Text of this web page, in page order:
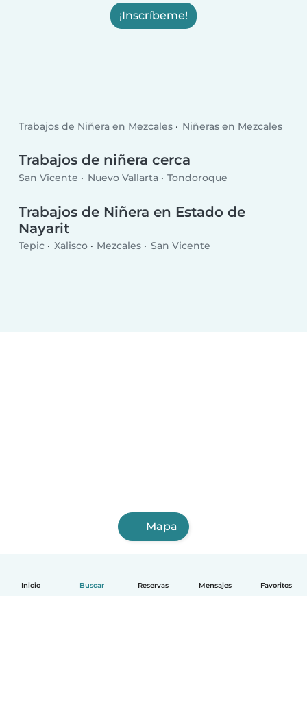
Inicio Buscar Reservas Mensajes Favoritos
¡Inscríbeme!
Trabajos de Niñera en Mezcales Niñeras en Mezcales
Trabajos de niñera cerca
San Vicente Nuevo Vallarta Tondoroque
Trabajos de Niñera en Estado de
Nayarit
Tepic Xalisco Mezcales San Vicente
Mapa